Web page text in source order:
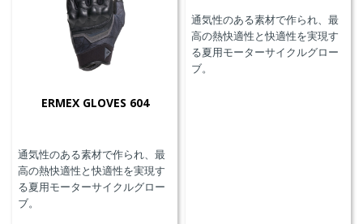
ERMEX GLOVES 604
通気性のある素材で作られ、最
高の熱快適性と快適性を実現す
る夏用モーターサイクルグロー
ブ。
通気性のある素材で作られ、最
高の熱快適性と快適性を実現す
る夏用モーターサイクルグロー
ブ。